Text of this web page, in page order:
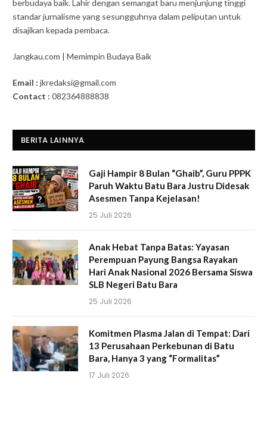
berbudaya baik. Lahir dengan semangat baru menjunjung tinggi
standar jurnalisme yang sesungguhnya dalam peliputan untuk
disajikan kepada pembaca.
Jangkau.com | Memimpin Budaya Baik
Email : jkredaksi@gmail.com
Contact : 082364888838
BERITA LAINNYA
Gaji Hampir 8 Bulan “Ghaib”, Guru PPPK
Paruh Waktu Batu Bara Justru Didesak
Asesmen Tanpa Kejelasan!
25 Juli 2026
Anak Hebat Tanpa Batas: Yayasan
Perempuan Payung Bangsa Rayakan
Hari Anak Nasional 2026 Bersama Siswa
SLB Negeri Batu Bara
25 Juli 2026
Komitmen Plasma Jalan di Tempat: Dari
13 Perusahaan Perkebunan di Batu
Bara, Hanya 3 yang “Formalitas”
17 Juli 2026